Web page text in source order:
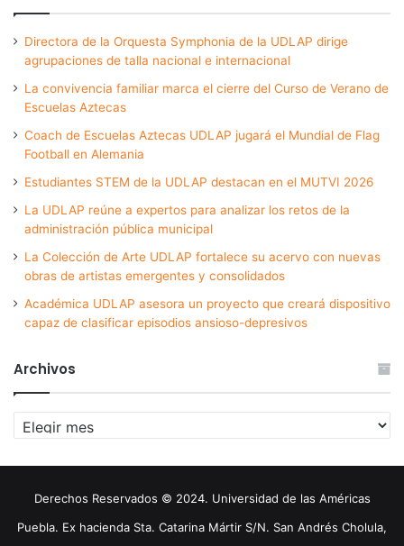
Directora de la Orquesta Symphonia de la UDLAP dirige
agrupaciones de talla nacional e internacional
La convivencia familiar marca el cierre del Curso de Verano de
Escuelas Aztecas
Coach de Escuelas Aztecas UDLAP jugará el Mundial de Flag
Football en Alemania
Estudiantes STEM de la UDLAP destacan en el MUTVI 2026
La UDLAP reúne a expertos para analizar los retos de la
administración pública municipal
La Colección de Arte UDLAP fortalece su acervo con nuevas
obras de artistas emergentes y consolidados
Académica UDLAP asesora un proyecto que creará dispositivo
capaz de clasificar episodios ansioso-depresivos
Archivos
Archivos
Derechos Reservados © 2024. Universidad de las Américas
Puebla. Ex hacienda Sta. Catarina Mártir S/N. San Andrés Cholula,